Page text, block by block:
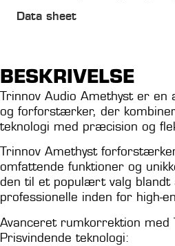
Data sheet
BESKRIVELSE
Trinnov Audio Amethyst er en
og forforstærker, der
teknologi med præcision og
Trinnov Amethyst
omfattende funktioner og
den til et populært valg blandt
professionelle inden for high-
Avanceret rumkorrektion med
Prisvindende teknologi: